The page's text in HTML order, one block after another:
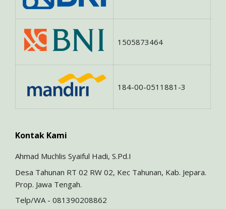
1505873464
184-00-0511881-3
Kontak Kami
Ahmad Muchlis Syaiful Hadi, S.Pd.I
Desa Tahunan RT 02 RW 02, Kec Tahunan, Kab. Jepara.
Prop. Jawa Tengah.
Telp/WA - 081390208862